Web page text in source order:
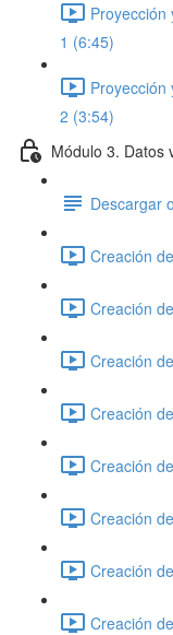
1 (6:45)
2 (3:54)
Módulo 3. Datos
Descargar
Creación
Creación
Creación
Creación
Creación
Creación
Creación
Creación